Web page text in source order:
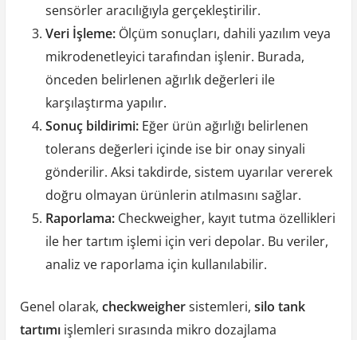
sensörler aracılığıyla gerçekleştirilir.
Veri İşleme:Ölçüm sonuçları, dahili yazılım veya
mikrodenetleyici tarafından işlenir. Burada,
önceden belirlenen ağırlık değerleri ile
karşılaştırma yapılır.
Sonuç bildirimi:Eğer ürün ağırlığı belirlenen
tolerans değerleri içinde ise bir onay sinyali
gönderilir. Aksi takdirde, sistem uyarılar vererek
doğru olmayan ürünlerin atılmasını sağlar.
Raporlama:Checkweigher, kayıt tutma özellikleri
ile her tartım işlemi için veri depolar. Bu veriler,
analiz ve raporlama için kullanılabilir.
Genel olarak, checkweighersistemleri, silo tank
tartımıişlemleri sırasında mikro dozajlama